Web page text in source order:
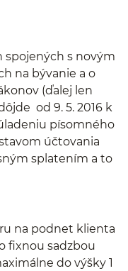
spojených s novým
na bývanie a o
(ďalej len
od 9. 5. 2016 k
písomného
účtovania
splatením a to
na podnet klienta
fixnou sadzbou
do výšky 1